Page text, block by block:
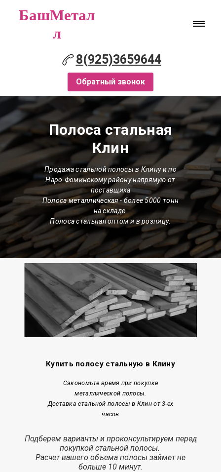
БашМетал
л
8(925)3659644
Обратный звонок
Полоса стальная
Клин
Продажа стальной полосы в Клину и по
Наро-Фоминскому району напрямую от
поставщика
Полоса металлическая- более 5000 тонн
на складе.
Полоса стальная оптом и в розницу.
Купить полосу стальную в Клину
Сэкономьте время при покупке
металлической полосы.
Доставка стальной полосы в Клин от 3-ех
часов
Подберем варианты и проконсультируем перед
покупкой стальной полосы.
Расчетвашего объема полосы займетне
больше 10 минут.